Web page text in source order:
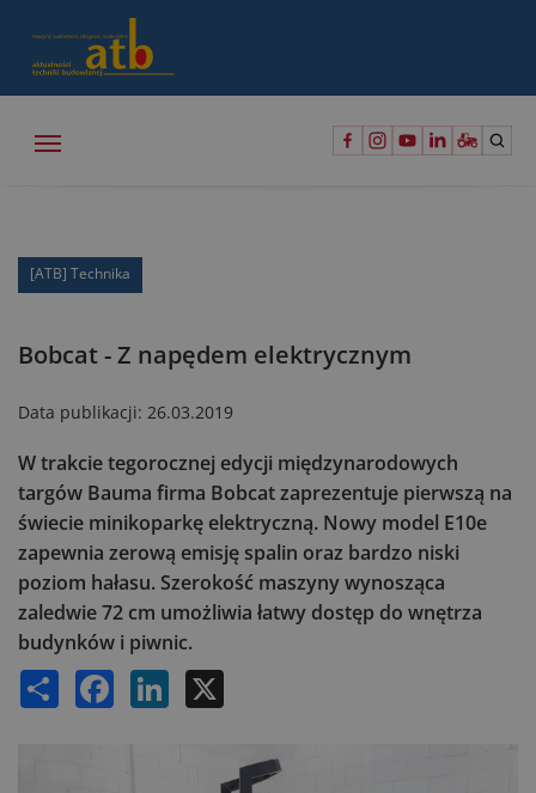
[ATB] Technika
Bobcat - Z napędem elektrycznym
Data publikacji: 26.03.2019
W trakcie tegorocznej edycji międzynarodowych
targów Bauma firma Bobcat zaprezentuje pierwszą na
świecie minikoparkę elektryczną. Nowy model E10e
zapewnia zerową emisję spalin oraz bardzo niski
poziom hałasu. Szerokość maszyny wynosząca
zaledwie 72 cm umożliwia łatwy dostęp do wnętrza
budynków i piwnic.
Share Facebook LinkedIn